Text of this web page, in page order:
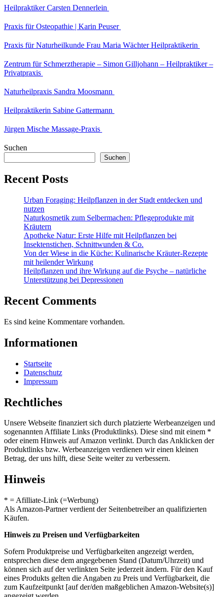
Heilpraktiker Carsten Dennerlein
Praxis für Osteopathie | Karin Peuser
Praxis für Naturheilkunde Frau Maria Wächter Heilpraktikerin
Zentrum für Schmerztherapie – Simon Gilljohann – Heilpraktiker –
Privatpraxis
Naturheilpraxis Sandra Moosmann
Heilpraktikerin Sabine Gattermann
Jürgen Mische Massage-Praxis
Suchen
Suchen
Recent Posts
Urban Foraging: Heilpflanzen in der Stadt entdecken und
nutzen
Naturkosmetik zum Selbermachen: Pflegeprodukte mit
Kräutern
Apotheke Natur: Erste Hilfe mit Heilpflanzen bei
Insektenstichen, Schnittwunden & Co.
Von der Wiese in die Küche: Kulinarische Kräuter-Rezepte
mit heilender Wirkung
Heilpflanzen und ihre Wirkung auf die Psyche – natürliche
Unterstützung bei Depressionen
Recent Comments
Es sind keine Kommentare vorhanden.
Informationen
Startseite
Datenschutz
Impressum
Rechtliches
Unsere Webseite finanziert sich durch platzierte Werbeanzeigen und
sogenannten Affiliate Links (Produktlinks). Diese sind mit einem *
oder einem Hinweis auf Amazon verlinkt. Durch das Anklicken der
Produktlinks bzw. Werbeanzeigen verdienen wir einen kleinen
Betrag, der uns hilft, diese Seite weiter zu verbessern.
Hinweis
* = Afilliate-Link (=Werbung)
Als Amazon-Partner verdient der Seitenbetreiber an qualifizierten
Käufen.
Hinweis zu Preisen und Verfügbarkeiten
Sofern Produktpreise und Verfügbarkeiten angezeigt werden,
entsprechen diese dem angegebenen Stand (Datum/Uhrzeit) und
können sich auf der verlinkten Seite jederzeit ändern. Für den Kauf
eines Produkts gelten die Angaben zu Preis und Verfügbarkeit, die
zum Kaufzeitpunkt [auf der/den maßgeblichen Amazon-Website(s)]